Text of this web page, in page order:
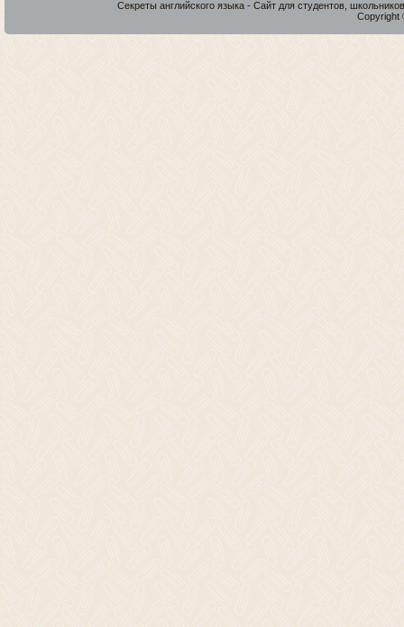
Секреты английского языка - Сайт для студентов,
Copyright